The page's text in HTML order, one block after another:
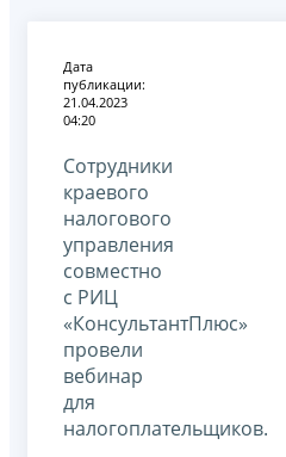
Дата
публикации:
21.04.2023
04:20
Сотрудники
краевого
налогового
управления
совместно
с РИЦ
«КонсультантПлюс»
провели
вебинар
для
налогоплательщиков.